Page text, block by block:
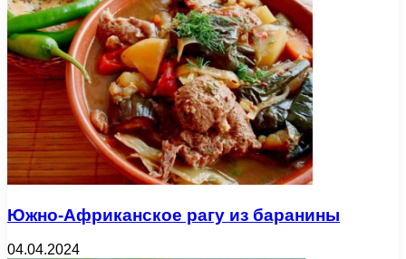
Южно-Африканское рагу из баранины
04.04.2024